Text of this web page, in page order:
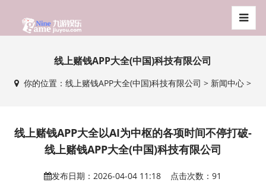
线上赌钱APP大全(中国)科技有限公司
你的位置：线上赌钱APP大全(中国)科技有限公司 > 新闻中心 >
线上赌钱APP大全以AI为中枢的各项时间不停打破-
线上赌钱APP大全(中国)科技有限公司
发布日期：2026-04-04 11:18 点击次数：91